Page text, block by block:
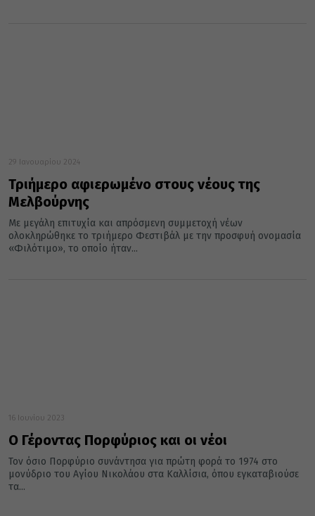
29 Ιανουαρίου 2024
Τριήμερο αφιερωμένο στους νέους της
Μελβούρνης
Με μεγάλη επιτυχία και απρόσμενη συμμετοχή νέων
ολοκληρώθηκε το τριήμερο Φεστιβάλ με την προσφυή ονομασία
«Φιλότιμο», το οποίο ήταν...
16 Ιουνίου 2023
Ο Γέροντας Πορφύριος και οι νέοι
Τον όσιο Πορφύριο συνάντησα για πρώτη φορά το 1974 στο
μονύδριο του Αγίου Νικολάου στα Καλλίσια, όπου εγκαταβιούσε
τα...